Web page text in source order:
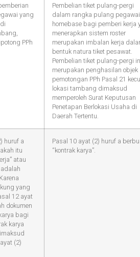
yang
PPh
Pembelian tiket pulang-pergi
dalam rangka pulang
homebase bagi pemberi kerja
menerapkan sistem roster
merupakan imbalan kerja
bentuk natura tiket pesawat.
Pembelian tiket pulang-pergi
merupakan penghasilan objek
pemotongan PPh Pasal 21
lokasi tambang dimaksud
memperoleh Surat Keputusan
Penetapan Berlokasi Usaha di
Daerah Tertentu.
huruf a
itu
atau
yang
12 ayat
dokumen
bagi
karya
(2)
Pasal 10 ayat (2) huruf a
“kontrak karya”.